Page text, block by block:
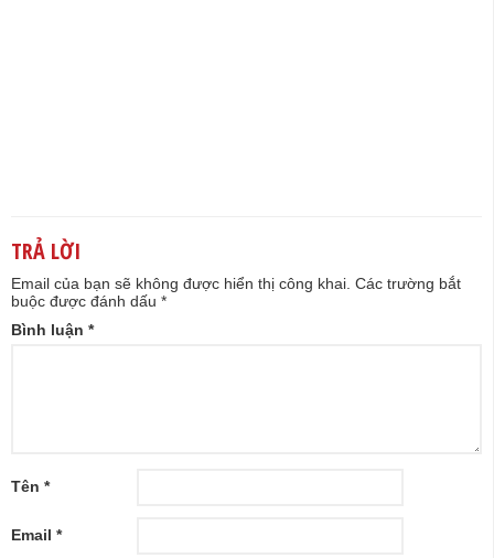
TRẢ LỜI
Email của bạn sẽ không được hiển thị công khai. Các trường bắt
buộc được đánh dấu *
Bình luận *
Tên *
Email *